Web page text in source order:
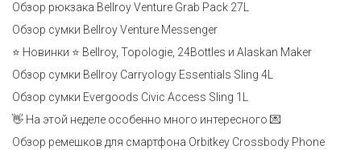
Обзор рюкзака Bellroy Venture Grab Pack 27L
Обзор сумки Bellroy Venture Messenger
⭐ Новинки ⭐ Bellroy, Topologie, 24Bottles и Alaskan Maker
Обзор сумки Bellroy Carryology Essentials Sling 4L
Обзор сумки Evergoods Civic Access Sling 1L
👋 На этой неделе особенно много интересного 💌
Обзор ремешков для смартфона Orbitkey Crossbody Phone